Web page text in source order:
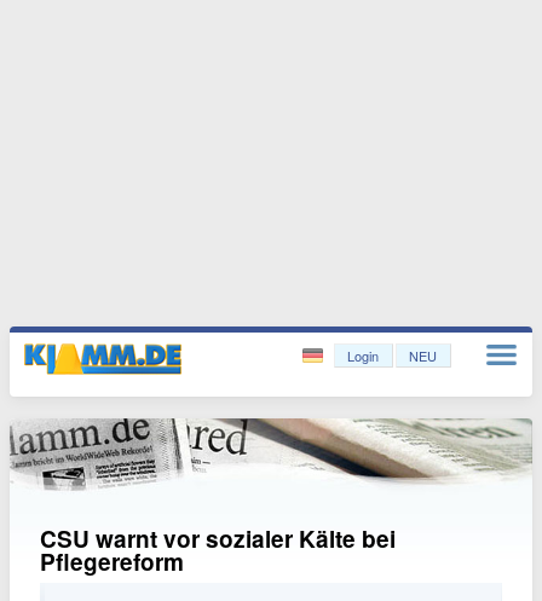
Login NEU
CSU warnt vor sozialer Kälte bei
Pflegereform